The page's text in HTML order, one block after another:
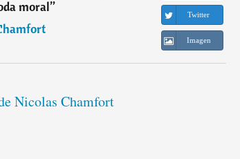
moral”
Twitter
Imagen
Nicolas Chamfort